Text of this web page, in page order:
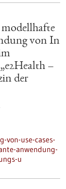
modellhafte
von In
–
der
use-cases-
anwendung-
u